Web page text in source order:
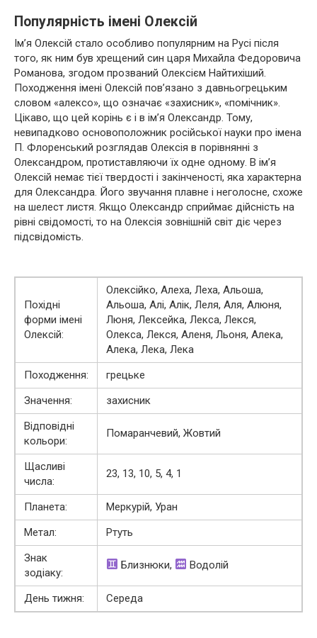
Популярність імені Олексій
Ім’я Олексій стало особливо популярним на Русі після
того, як ним був хрещений син царя Михайла Федоровича
Романова, згодом прозваний Олексієм Найтихіший.
Походження імені Олексій пов’язано з давньогрецьким
словом «алексо», що означає «захисник», «помічник».
Цікаво, що цей корінь є і в ім’я Олександр. Тому,
невипадково основоположник російської науки про імена
П. Флоренський розглядав Олексія в порівнянні з
Олександром, протиставляючи їх одне одному. В ім’я
Олексій немає тієї твердості і закінченості, яка характерна
для Олександра. Його звучання плавне і неголосне, схоже
на шелест листя. Якщо Олександр сприймає дійсність на
рівні свідомості, то на Олексія зовнішній світ діє через
підсвідомість.
Похідні
форми імені
Олексій:
Олексійко, Алеха, Леха, Альоша,
Альоша, Алі, Алік, Леля, Аля, Алюня,
Люня, Лексейка, Лекса, Лекся,
Олекса, Лекся, Аленя, Льоня, Алека,
Алека, Лека, Лека
Походження:
грецьке
Значення:
захисник
Відповідні
кольори:
Помаранчевий, Жовтий
Щасливі
числа:
23, 13, 10, 5, 4, 1
Планета:
Меркурій, Уран
Метал:
Ртуть
Знак
зодіаку:
Близнюки, Водолій
День тижня: Середа